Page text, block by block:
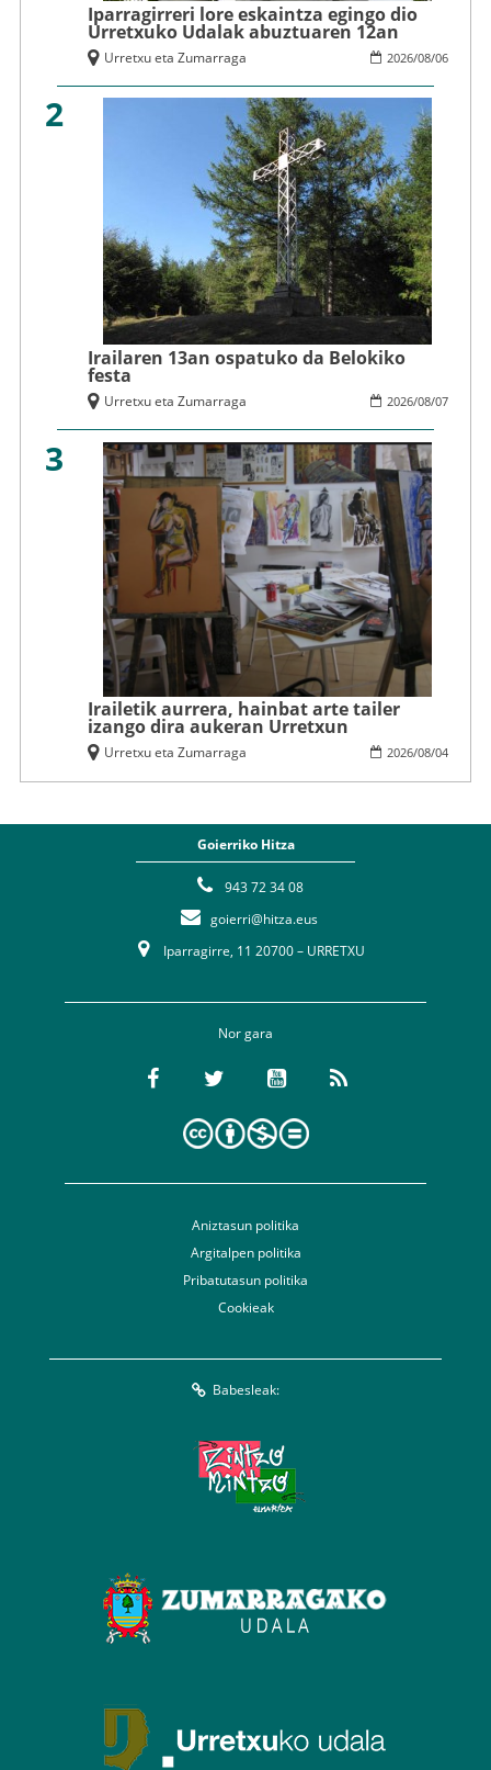
Iparragirreri lore eskaintza egingo dio
Urretxuko Udalak abuztuaren 12an
2026/08/06
Urretxu eta Zumarraga
2
Irailaren 13an ospatuko da Belokiko
festa
2026/08/07
Urretxu eta Zumarraga
3
Irailetik aurrera, hainbat arte tailer
izango dira aukeran Urretxun
2026/08/04
Urretxu eta Zumarraga
Goierriko Hitza
943 72 34 08
goierri@hitza.eus
Iparragirre, 11 20700 – URRETXU
Nor gara
Aniztasun politika
Argitalpen politika
Pribatutasun politika
Cookieak
Babesleak: